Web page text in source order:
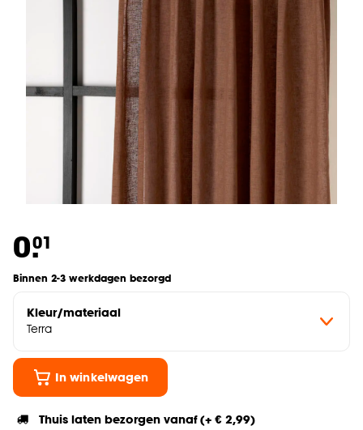
0.01
Binnen 2-3 werkdagen bezorgd
Kleur/materiaal
Terra
In winkelwagen
Thuis laten bezorgen vanaf (+ € 2,99)